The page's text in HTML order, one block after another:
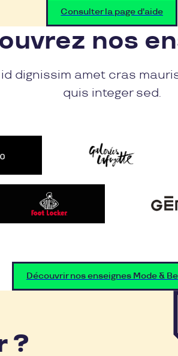
Consulter la page d'aide
nos
dignissim amet cras
quis integer sed.
Découvrir nos enseignes Mode &
?